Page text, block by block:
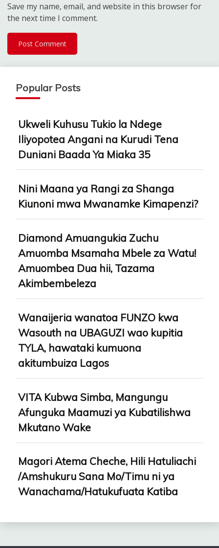
Save my name, email, and website in this browser for
the next time I comment.
Popular Posts
Ukweli Kuhusu Tukio la Ndege
Iliyopotea Angani na Kurudi Tena
Duniani Baada Ya Miaka 35
Nini Maana ya Rangi za Shanga
Kiunoni mwa Mwanamke Kimapenzi?
Diamond Amuangukia Zuchu
Amuomba Msamaha Mbele za Watu!
Amuombea Dua hii, Tazama
Akimbembeleza
Wanaijeria wanatoa FUNZO kwa
Wasouth na UBAGUZI wao kupitia
TYLA, hawataki kumuona
akitumbuiza Lagos
VITA Kubwa Simba, Mangungu
Afunguka Maamuzi ya Kubatilishwa
Mkutano Wake
Magori Atema Cheche, Hili Hatuliachi
/Amshukuru Sana Mo/Timu ni ya
Wanachama/Hatukufuata Katiba